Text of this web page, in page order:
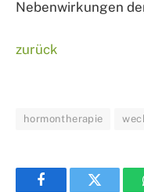
Nebenwirkungen
zurück
hormontherapie